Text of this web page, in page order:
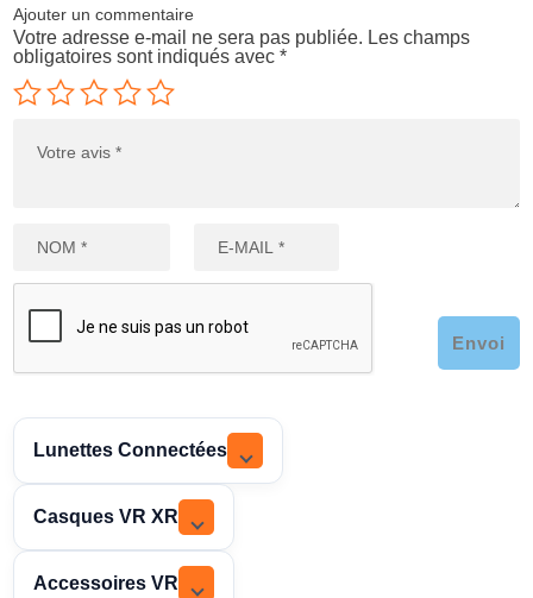
Ajouter un commentaire
Votre adresse e-mail ne sera pas publiée. Les champs
obligatoires sont indiqués avec*
Envoi
Lunettes Connectées
Casques VR XR
Accessoires VR